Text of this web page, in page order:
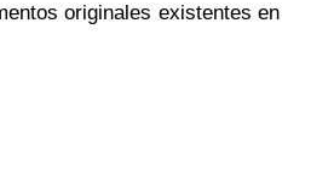
originales existentes en